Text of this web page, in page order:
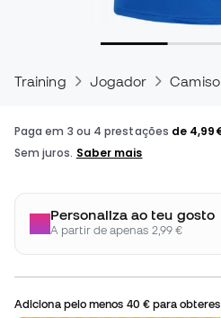
Training Jogador
Personaliza ao teu gosto
A partir de apenas 2,99 €
Adiciona pelo menos 40 €para